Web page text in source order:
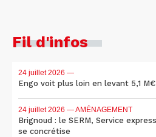
Fil d'infos
24 juillet 2026 —
Engo voit plus loin en levant 5,1 M€
24 juillet 2026 — AMÉNAGEMENT
Brignoud : le SERM, Service
se concrétise